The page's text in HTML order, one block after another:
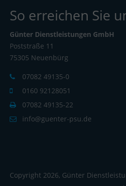
So erreichen Sie
Günter Dienstleistungen GmbH
Poststraße 11
75305 Neuenbürg
07082 49135-0
0160 92128051
07082 49135-22
info@guenter-psu.de
Copyright 2026, Günter